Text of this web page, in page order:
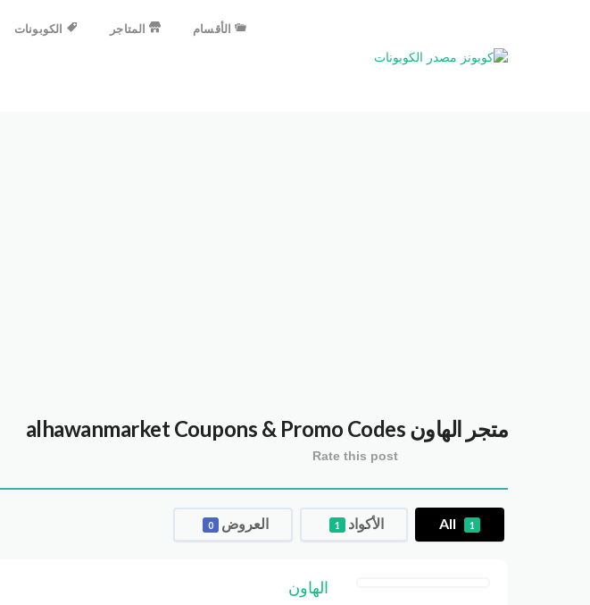
الكوبونات المتاجر الأقسام
متجر الهاون alhawanmarket Coupons & Promo Codes
Rate this post
All 1 الأكواد 1 العروض 0
الهاون